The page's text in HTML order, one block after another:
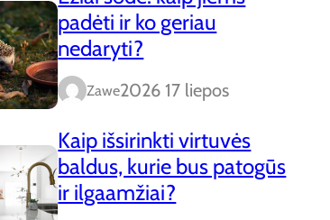
padėti ir ko geriau
nedaryti?
Zawe2026 17 liepos
Kaip išsirinkti virtuvės
baldus, kurie bus patogūs
ir ilgaamžiai?